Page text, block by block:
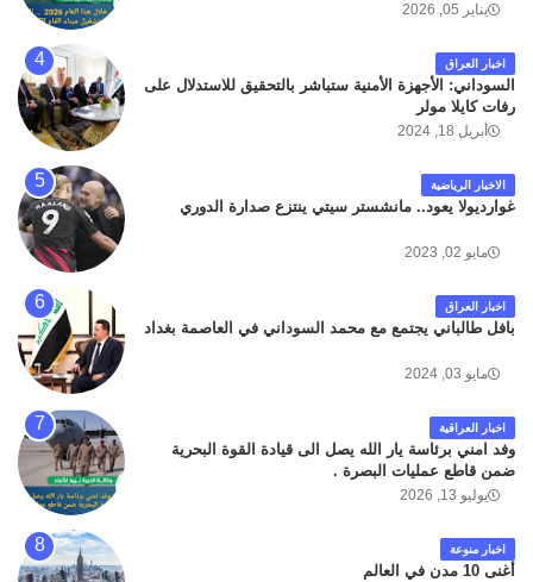
يناير 05, 2026
اخبار العراق
السوداني: الأجهزة الأمنية ستباشر بالتحقيق للاستدلال على
رفات كايلا مولر
أبريل 18, 2024
الاخبار الرياضية
غوارديولا يعود.. مانشستر سيتي ينتزع صدارة الدوري
مايو 02, 2023
اخبار العراق
بافل طالباني يجتمع مع محمد السوداني في العاصمة بغداد
مايو 03, 2024
اخبار العراقية
وفد امني برئاسة يار الله يصل الى قيادة القوة البحرية
ضمن قاطع عمليات البصرة .
يوليو 13, 2026
اخبار منوعة
أغنى 10 مدن في العالم